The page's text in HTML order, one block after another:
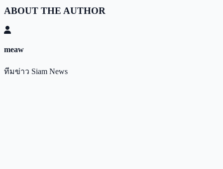
ABOUT THE AUTHOR
meaw
ทีมข่าว Siam News